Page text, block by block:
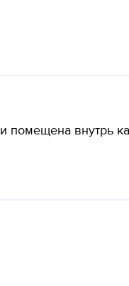
помещена внутрь